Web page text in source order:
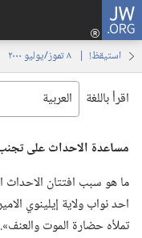
JW.ORG
استيقظ‏!‏ | ‏‎ ٨‏ ‏‎تموز/يوليو‏ ‎٢٠٠٠
اقرأ باللغة
مساعدة الاحداث على
ما هو سبب افتتان الاحداث
احد نواب ولاية إيلينوي
تملأه حضارة الموت والعنف».‏